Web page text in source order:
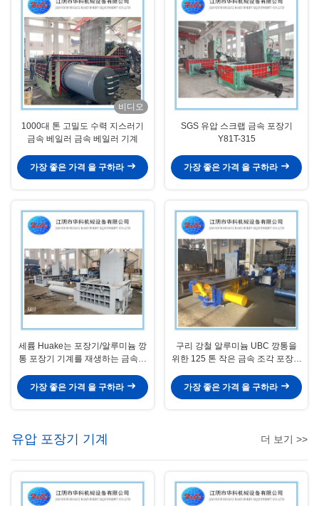
비디오
1000대 톤 고밀도 수력 지스러기
금속 베일러 금속 베일러 기계
가장 좋은 가격 을 구하라
SGS 유압 스크랩 금속 포장기
Y81T-315
가장 좋은 가격 을 구하라
세륨 Huake는 포장기/알루미늄 깡
통 포장기 기계를 재생하는 금속을
가장 좋은 가격 을 구하라
구리 강철 알루미늄 UBC 깡통을
위한 125 톤 작은 금속 조각 포장기
가장 좋은 가격 을 구하라
유압 포장기 기계 더 보기 >>